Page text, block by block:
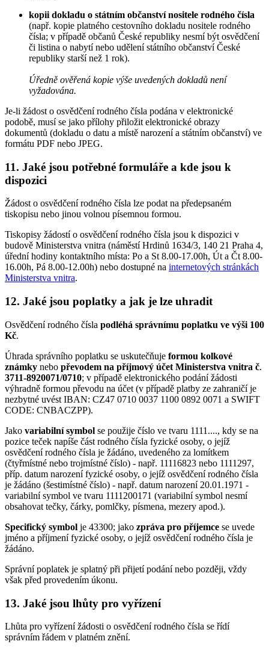
kopii dokladu o státním občanství nositele rodného čísla
(např. kopie platného cestovního dokladu nositele rodného
čísla; v případě občanů České republiky nesmí být osvědčení
či listina o nabytí nebo udělení státního občanství České
republiky starší než 1 rok).
Úředně ověřená kopie výše uvedených dokladů není
vyžadována.
Je-li žádost o osvědčení rodného čísla podána v elektronické
podobě, musí se jako přílohy přiložit elektronické obrazy
dokumentů (dokladu o datu a místě narození a státním občanství) ve
formátu PDF nebo JPEG.
11. Jaké jsou potřebné formuláře a kde jsou k
dispozici
Žádost o osvědčení rodného čísla lze podat na předepsaném
tiskopisu nebo jinou volnou písemnou formou.
Tiskopisy žádostí o osvědčení rodného čísla jsou k dispozici v
budově Ministerstva vnitra (náměstí Hrdinů 1634/3, 140 21 Praha 4,
úřední hodiny kontaktního místa: Po a St 8.00-17.00h, Út a Čt 8.00-
16.00h, Pá 8.00-12.00h) nebo dostupné na internetových stránkách
Ministerstva vnitra.
12. Jaké jsou poplatky a jak je lze uhradit
Osvědčení rodného čísla podléhá správnímu poplatku ve výši 100
Kč.
Úhrada správního poplatku se uskutečňuje formou kolkové
známky nebo převodem na příjmový účet Ministerstva vnitra č.
3711-8920071/0710; v případě elektronického podání žádosti
výhradně formou převodu na účet (v případě platby ze zahraničí je
nezbytné uvést IBAN: CZ47 0710 0037 1100 0892 0071 a SWIFT
CODE: CNBACZPP).
Jako variabilní symbol se použije číslo ve tvaru 1111...., kdy se na
pozice teček napíše část rodného čísla fyzické osoby, o jejíž
osvědčení rodného čísla je žádáno, uvedeného za lomítkem
(čtyřmístné nebo trojmístné číslo) - např. 11116823 nebo 1111297,
příp. datum narození fyzické osoby, o jejíž osvědčení rodného čísla
je žádáno (šestimístné číslo) - např. datum narození 20.01.1971 -
variabilní symbol ve tvaru 1111200171 (variabilní symbol nesmí
obsahovat tečky, čárky, pomlčky, písmena, mezery apod.).
Specifický symbol je 43300; jako zpráva pro příjemce se uvede
jméno a příjmení fyzické osoby, o jejíž osvědčení rodného čísla je
žádáno.
Správní poplatek je splatný při přijetí podání nebo později, vždy
však před provedením úkonu.
13. Jaké jsou lhůty pro vyřízení
Lhůta pro vyřízení žádosti o osvědčení rodného čísla se řídí
správním řádem v platném znění.